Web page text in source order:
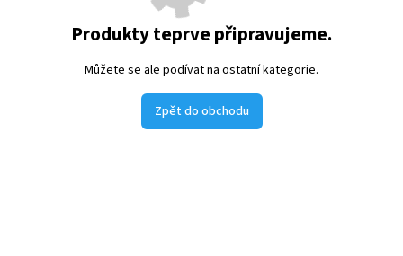
Produkty teprve připravujeme.
Můžete se ale podívat na ostatní kategorie.
Zpět do obchodu